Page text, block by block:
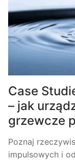
Case
– jak
grzewcze
Poznaj
impulsowych i